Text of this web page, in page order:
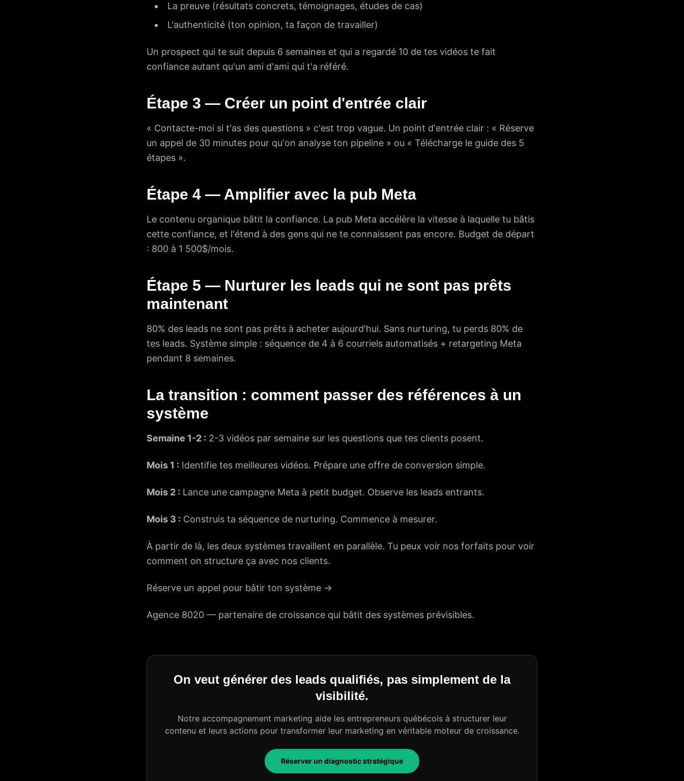
La preuve (résultats concrets, témoignages, études de cas)
L'authenticité (ton opinion, ta façon de travailler)
Un prospect qui te suit depuis 6 semaines et qui a regardé 10 de tes vidéos te fait
confiance autant qu'un ami d'ami qui t'a référé.
Étape 3 — Créer un point d'entrée clair
« Contacte-moi si t'as des questions » c'est trop vague. Un point d'entrée clair : « Réserve
un appel de 30 minutes pour qu'on analyse ton pipeline » ou « Télécharge le guide des 5
étapes ».
Étape 4 — Amplifier avec la pub Meta
Le contenu organique bâtit la confiance. La pub Meta accélère la vitesse à laquelle tu bâtis
cette confiance, et l'étend à des gens qui ne te connaissent pas encore. Budget de départ
: 800 à 1 500$/mois.
Étape 5 — Nurturer les leads qui ne sont pas prêts
maintenant
80% des leads ne sont pas prêts à acheter aujourd'hui. Sans nurturing, tu perds 80% de
tes leads. Système simple : séquence de 4 à 6 courriels automatisés + retargeting Meta
pendant 8 semaines.
La transition : comment passer des références à un
système
Semaine 1-2 : 2-3 vidéos par semaine sur les questions que tes clients posent.
Mois 1 : Identifie tes meilleures vidéos. Prépare une offre de conversion simple.
Mois 2 : Lance une campagne Meta à petit budget. Observe les leads entrants.
Mois 3 : Construis ta séquence de nurturing. Commence à mesurer.
À partir de là, les deux systèmes travaillent en parallèle. Tu peux voir nos forfaits pour voir
comment on structure ça avec nos clients.
Réserve un appel pour bâtir ton système →
Agence 8020 — partenaire de croissance qui bâtit des systèmes prévisibles.
On veut générer des leads qualifiés, pas simplement de la
visibilité.
Notre accompagnement marketing aide les entrepreneurs québécois à structurer leur
contenu et leurs actions pour transformer leur marketing en véritable moteur de croissance.
Réserver un diagnostic stratégique